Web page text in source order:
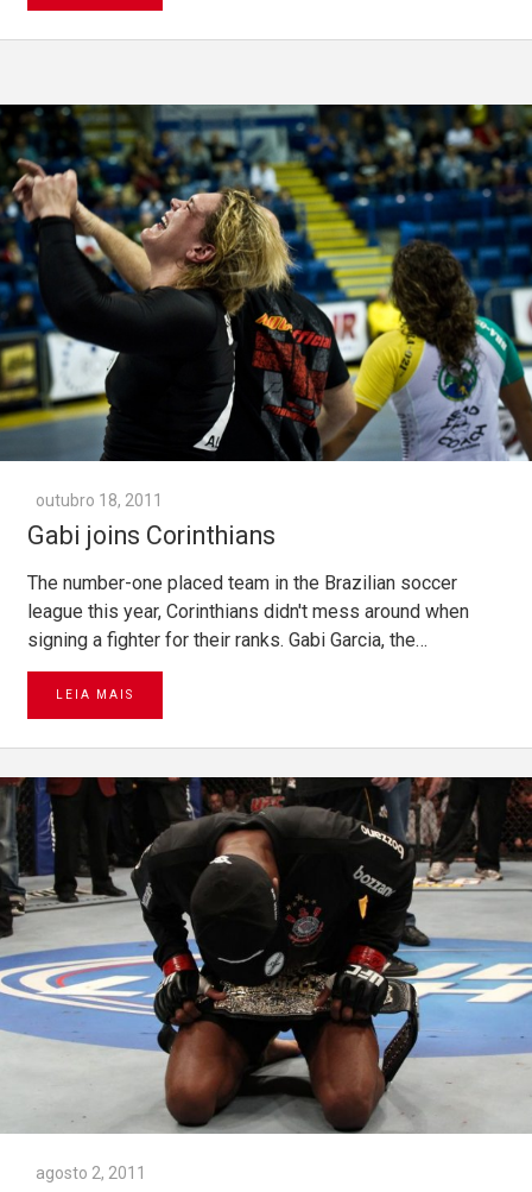
outubro 18, 2011
Gabi joins Corinthians
The number-one placed team in the Brazilian soccer
league this year, Corinthians didn't mess around when
signing a fighter for their ranks. Gabi Garcia, the…
LEIA MAIS
agosto 2, 2011